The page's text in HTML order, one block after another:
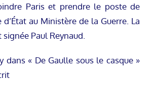
Paris et prendre le poste de
d’État au Ministère de la Guerre. La
Paul Reynaud.
dans « De Gaulle sous le casque »